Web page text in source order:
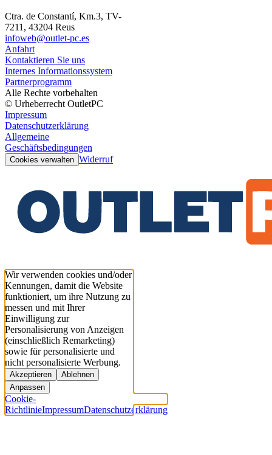
Ctra. de Constantí, Km.3, TV-
7211, 43204 Reus
infoweb@outlet-pc.es
Anfahrt
Kontaktieren Sie uns
Internes Informationssystem
Partnerprogramm
Alle Rechte vorbehalten
© Urheberrecht OutletPC
Impressum
Datenschutzerklärung
Allgemeine
Geschäftsbedingungen
Cookies verwalten Widerruf
Wir verwenden cookies und/oder
Kennungen, damit die Website
funktioniert, um ihre Nutzung zu
messen und mit Ihrer
Einwilligung zur
Personalisierung von Anzeigen
(einschließlich Remarketing)
sowie für personalisierte und
nicht personalisierte Werbung.
Akzeptieren
Ablehnen
Anpassen
Cookie-
RichtlinieImpressumDatenschutzerklärung